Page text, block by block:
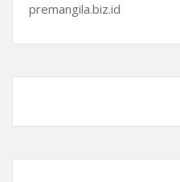
premangila.biz.id